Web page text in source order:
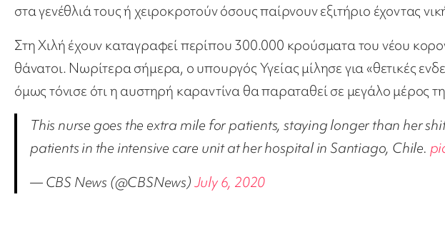
στα γενέθλιά τους ή χειροκροτούν όσους παίρνουν εξιτήριο έχοντας
Στη Χιλή έχουν καταγραφεί περίπου 300.000 κρούσματα του νέου
θάνατοι. Νωρίτερα σήμερα, ο υπουργός Υγείας μίλησε για «θετικές
όμως τόνισε ότι η αυστηρή καραντίνα θα παραταθεί σε μεγάλο μέρος
This nurse goes the extra mile for patients, staying longer than her
patients in the intensive care unit at her hospital in Santiago, Chile.
— CBS News (@CBSNews)July 6, 2020